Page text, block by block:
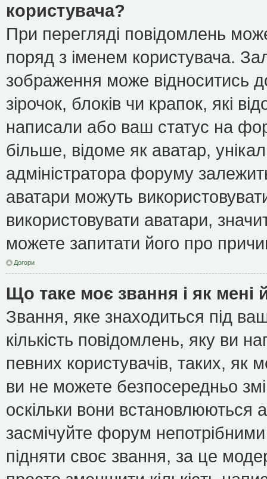
користувача?
При перегляді повідомлень
поряд з іменем користувача.
зображення може відноситись
зірочок, блоків чи крапок, які
написали або ваш статус на
більше, відоме як аватар,
адміністратора форуму
аватари можуть
використовувати аватари,
можете запитати його про
Догори
Що таке моє звання і як мені
Звання, яке знаходиться під
кількість повідомлень, яку ви
певних користувачів, таких, як
ви не можете безпосередньо
оскільки вони встановлюються
засмічуйте форум
підняти своє звання, за це